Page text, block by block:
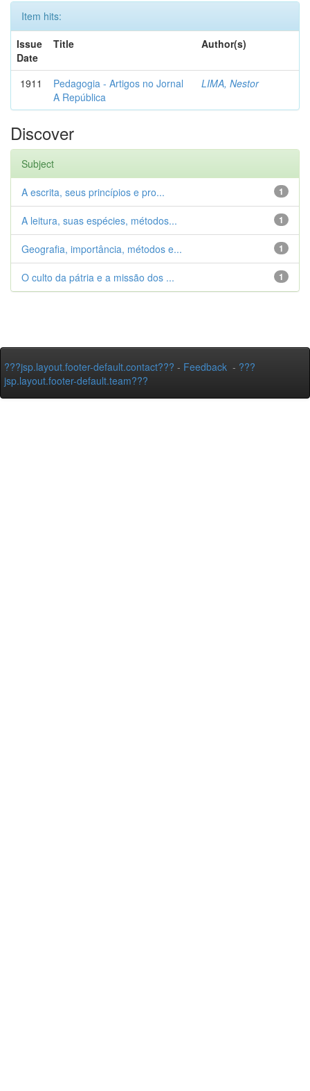
Item hits:
Issue
Date
Title Author(s)
1911
Pedagogia - Artigos no Jornal
A República
LIMA, Nestor
Discover
Subject
1
A escrita, seus princípios e pro...
1
A leitura, suas espécies, métodos...
1
Geografia, importância, métodos e...
1
O culto da pátria e a missão dos ...
???jsp.layout.footer-default.contact??? - Feedback - ???
jsp.layout.footer-default.team???